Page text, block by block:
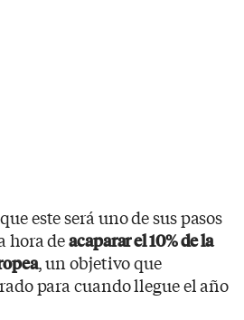
este será uno de sus pasos
hora deacaparar el 10% de la
, un objetivo que
para cuando llegue el año